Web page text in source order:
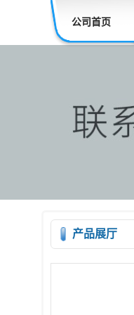
公司首页
产品展厅